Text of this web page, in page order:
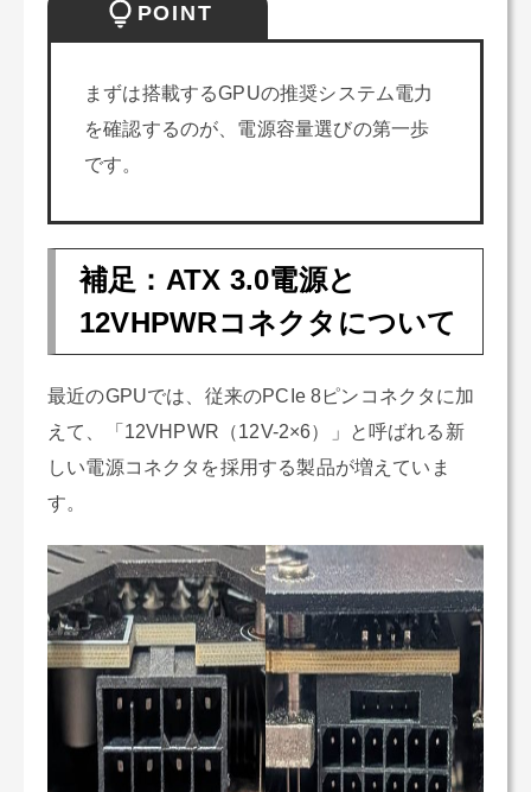
POINT
まずは搭載するGPUの推奨システム電力
を確認するのが、電源容量選びの第一歩
です。
補足：ATX 3.0電源と
12VHPWRコネクタについて
最近のGPUでは、従来のPCIe 8ピンコネクタに加
えて、「12VHPWR（12V-2×6）」と呼ばれる新
しい電源コネクタを採用する製品が増えていま
す。